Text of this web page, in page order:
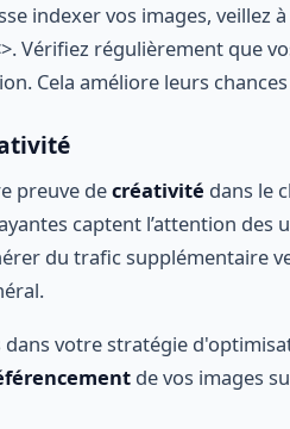
indexer vos images,
Vérifiez régulièrement que
Cela améliore leurs
preuve decréativité dans le
captent l’attention des
du trafic supplémentaire
dans votre stratégie
de vos images